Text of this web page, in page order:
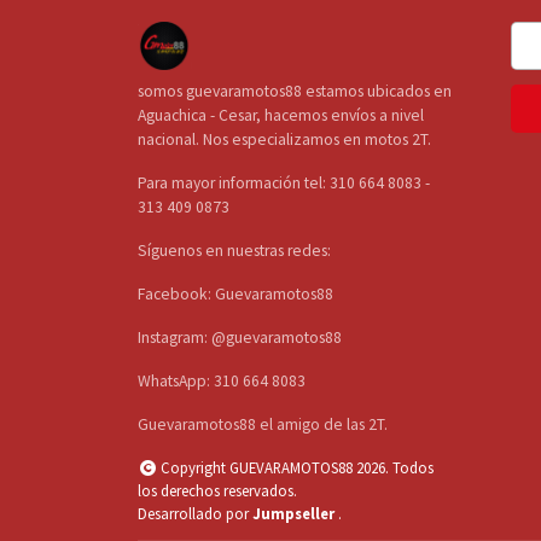
somos guevaramotos88 estamos ubicados en
Aguachica - Cesar, hacemos envíos a nivel
nacional. Nos especializamos en motos 2T.
Para mayor información tel: 310 664 8083 -
313 409 0873
Síguenos en nuestras redes:
Facebook: Guevaramotos88
Instagram: @guevaramotos88
WhatsApp: 310 664 8083
Guevaramotos88 el amigo de las 2T.
Copyright GUEVARAMOTOS88 2026. Todos
los derechos reservados.
Desarrollado porJumpseller .